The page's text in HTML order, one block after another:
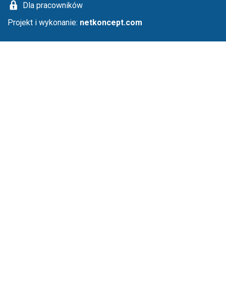
Dla pracowników
Projekt i wykonanie: netkoncept.com